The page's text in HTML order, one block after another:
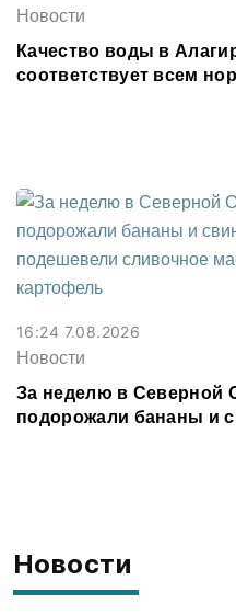
Новости
Новости
Качество воды в
соответствует всем
16:24 7.08.2026
Новости
За неделю в Северной
подорожали бананы и